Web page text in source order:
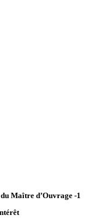
du Maître d’Ouvrage